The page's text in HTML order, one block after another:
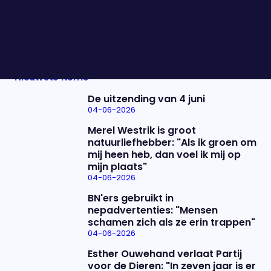
Nieuwste items
De uitzending van 4 juni
04-06-2026
Merel Westrik is groot
natuurliefhebber: "Als ik groen om
mij heen heb, dan voel ik mij op
mijn plaats"
04-06-2026
BN'ers gebruikt in
nepadvertenties: "Mensen
schamen zich als ze erin trappen"
04-06-2026
Esther Ouwehand verlaat Partij
voor de Dieren: "In zeven jaar is er